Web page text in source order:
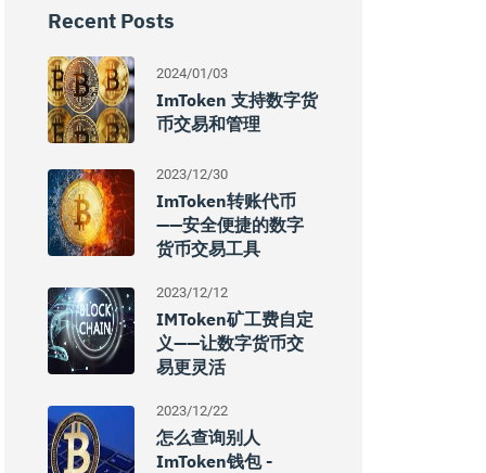
Recent Posts
2024/01/03
ImToken 支持数字货
币交易和管理
2023/12/30
ImToken转账代币
——安全便捷的数字
货币交易工具
2023/12/12
IMToken矿工费自定
义——让数字货币交
易更灵活
2023/12/22
怎么查询别人
ImToken钱包 -